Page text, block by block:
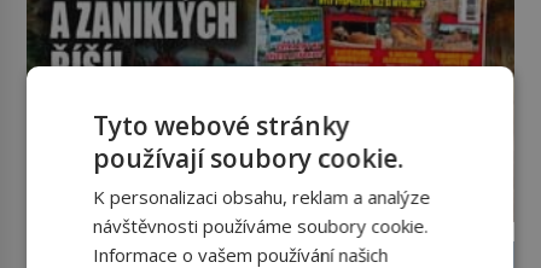
Tyto webové stránky
používají soubory cookie.
K personalizaci obsahu, reklam a analýze
návštěvnosti používáme soubory cookie.
Informace o vašem používání našich